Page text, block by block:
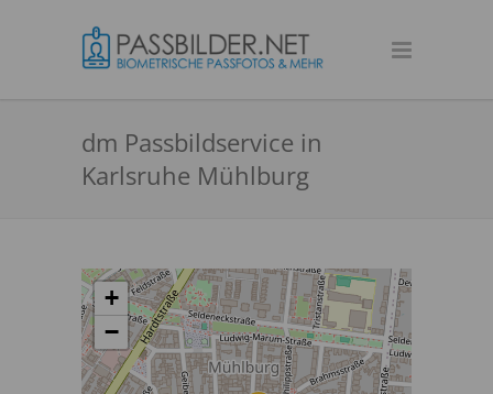
dm Passbildservice in
Karlsruhe Mühlburg
+
−